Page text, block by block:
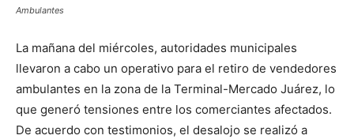
Ambulantes
La mañana del miércoles, autoridades municipales
llevaron a cabo un operativo para el retiro de vendedores
ambulantes en la zona de la Terminal-Mercado Juárez, lo
que generó tensiones entre los comerciantes afectados.
De acuerdo con testimonios, el desalojo se realizó a